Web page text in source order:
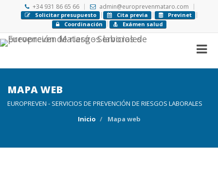
+34 931 86 65 66 admin@europrevenmataro.com
Solicitar presupuesto Cita previa
Previnet
Coordinación
Exámen salud
MAPA WEB
EUROPREVEN - SERVICIOS DE PREVENCIÓN DE RIESGOS LABORALES
Inicio
Mapa web